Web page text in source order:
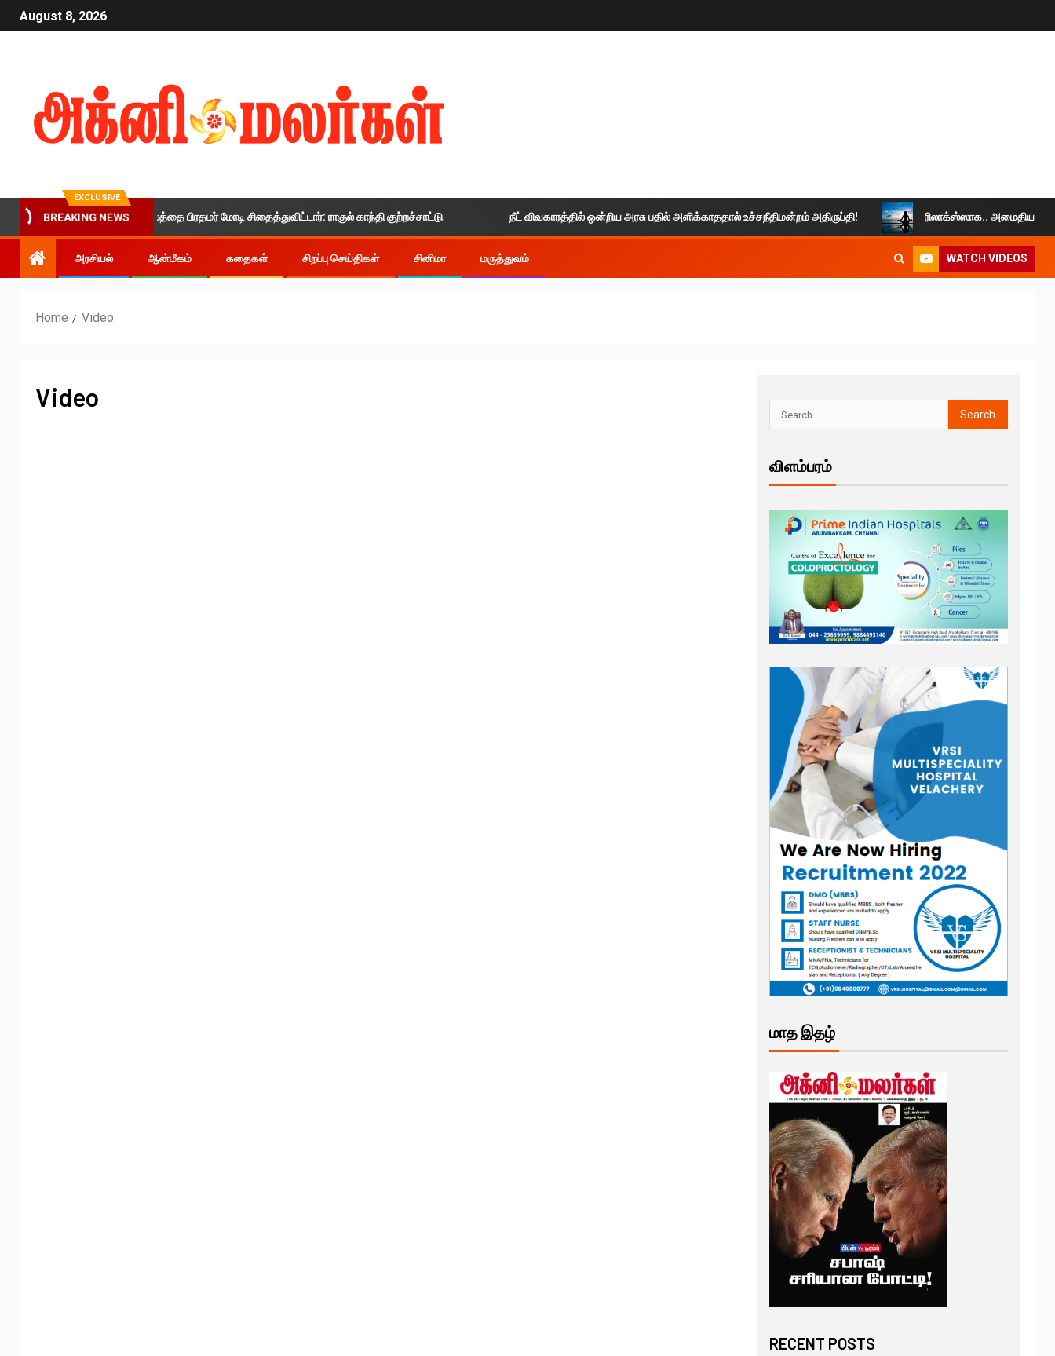
August 8, 2026
EXCLUSIVE
BREAKING NEWS
இளைஞர்களின் எதிர்காலத்தை பிரதமர் மோடி சிதைத்துவிட்டார்: ராகுல் காந்தி குற்றச்சாட்டு நீட் விவகாரத்தில் ஒன்றிய அரசு பதில் அளிக்காததால் உச்சநீதிமன்றம் அதிருப்தி! ரிலாக்ஸ்ஸாக.. அமைதியாக
அரசியல் ஆன்மீகம் கதைகள் சிறப்பு செய்திகள் சினிமா மருத்துவம் WATCH VIDEOS
Home Video
Video
விளம்பரம்
மாத இதழ்
RECENT POSTS